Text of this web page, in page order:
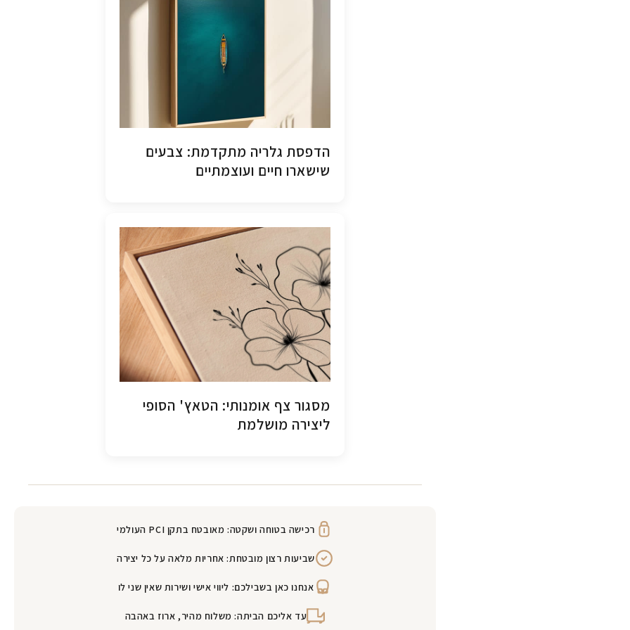
הדפסת גלריה מתקדמת: צבעים
שישארו חיים ועוצמתיים
מסגור צף אומנותי: הטאץ' הסופי
ליצירה מושלמת
רכישה בטוחה ושקטה: מאובטח בתקן PCI העולמי
שביעות רצון מובטחת: אחריות מלאה על כל יצירה
אנחנו כאן בשבילכם: ליווי אישי ושירות שאין שני לו
עד אליכם הביתה: משלוח מהיר, ארוז באהבה